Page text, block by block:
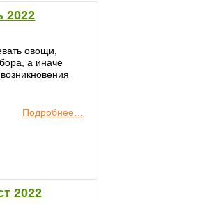
2022
овощи,
а иначе
Подробнее…
2022